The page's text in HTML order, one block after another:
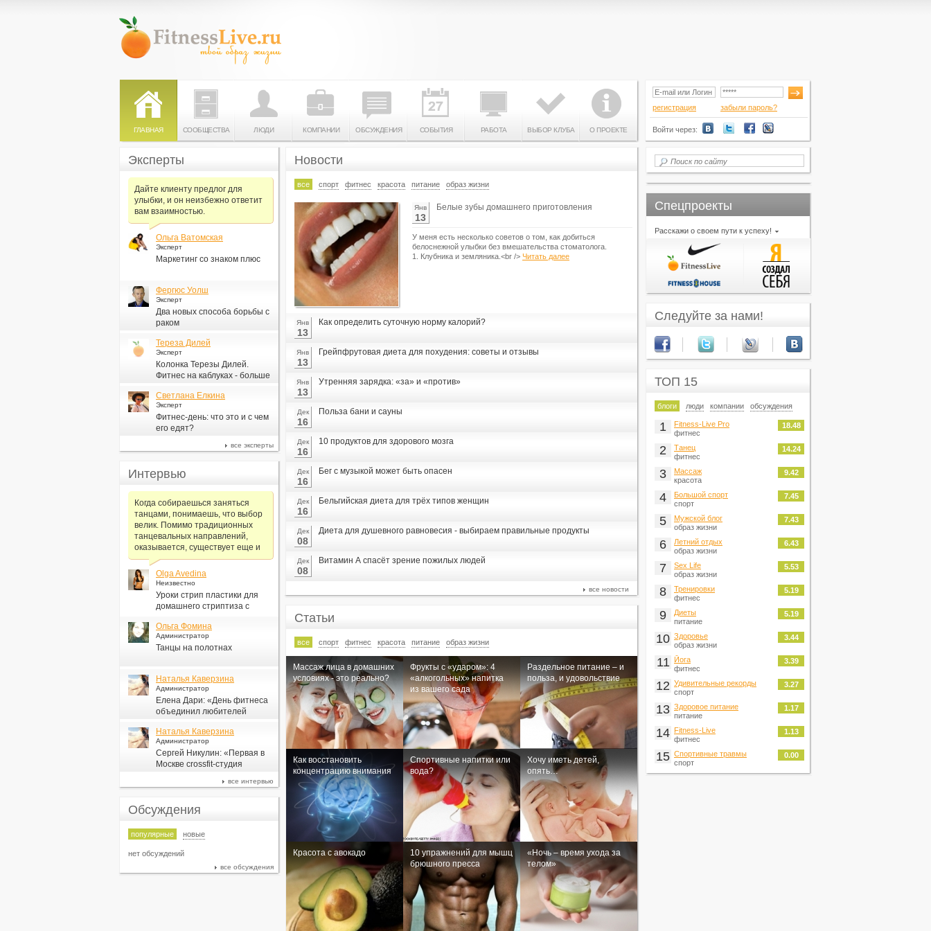
ГЛАВНАЯ СООБЩЕСТВА ЛЮДИ КОМПАНИИ ОБСУЖДЕНИЯ СОБЫТИЯ РАБОТА ВЫБОР КЛУБА О ПРОЕКТЕ
регистрация забыли пароль?
Войти через:
Новости
все спорт фитнес красота питание образ жизни
Янв
13
Белые зубы домашнего приготовления
У меня есть несколько советов о том, как добиться
белоснежной улыбки без вмешательства стоматолога.
1. Клубника и земляника.<br /> Читать далее
Янв
13
Как определить суточную норму калорий?
Янв
13
Грейпфрутовая диета для похудения: советы и отзывы
Янв
13
Утренняя зарядка: «за» и «против»
Дек
16
Польза бани и сауны
Дек
16
10 продуктов для здорового мозга
Дек
16
Бег с музыкой может быть опасен
Дек
16
Бельгийская диета для трёх типов женщин
Дек
08
Диета для душевного равновесия - выбираем правильные продукты
Дек
08
Витамин А спасёт зрение пожилых людей
все новости
Статьи
все спорт фитнес красота питание образ жизни
Массаж лица в домашних
условиях - это реально?
Фрукты с «ударом»: 4
«алкогольных» напитка
из вашего сада
Раздельное питание – и
польза, и удовольствие
Как восстановить
концентрацию внимания
Спортивные напитки или
вода?
Хочу иметь детей,
опять…
Красота с авокадо
10 упражнений для мышц
брюшного пресса
«Ночь – время ухода за
телом»
Эксперты
Дайте клиенту предлог для
улыбки, и он неизбежно ответит
вам взаимностью.
Ольга Ватомская
Эксперт
Маркетинг со знаком плюс
Фергюс Уолш
Эксперт
Два новых способа борьбы с
раком
Тереза Дилей
Эксперт
Колонка Терезы Дилей.
Фитнес на каблуках - больше
Светлана Елкина
Эксперт
Фитнес-день: что это и с чем
его едят?
все эксперты
Интервью
Когда собираешься заняться
танцами, понимаешь, что выбор
велик. Помимо традиционных
танцевальных направлений,
оказывается, существует еще и
Olga Avedina
Неизвестно
Уроки стрип пластики для
домашнего стриптиза с
Ольга Фомина
Администратор
Танцы на полотнах
Наталья Каверзина
Администратор
Елена Дари: «День фитнеса
объединил любителей
всей стране»
Наталья Каверзина
Администратор
Сергей Никулин: «Первая в
Москве сrossfit-студия
все интервью
Обсуждения
популярные новые
нет обсуждений
все обсуждения
Спецпроекты
Расскажи о своем пути к успеху!
Следуйте за нами!
ТОП 15
блоги люди компании обсуждения
1
Fitness-Live Pro
фитнес
18.48
2
Танец
фитнес
14.24
3
Массаж
красота
9.42
4
Большой спорт
спорт
7.45
5
Мужской блог
образ жизни
7.43
6
Летний отдых
образ жизни
6.43
7
Sex Life
образ жизни
5.53
8
Тренировки
фитнес
5.19
9
Диеты
питание
5.19
10 Здоровье
образ жизни
3.44
11
Йога
фитнес
3.39
12 Удивительные рекорды
спорт
3.27
13 Здоровое питание
питание
1.17
14 Fitness-Live
фитнес
1.13
15 Спортивные травмы
спорт
0.00